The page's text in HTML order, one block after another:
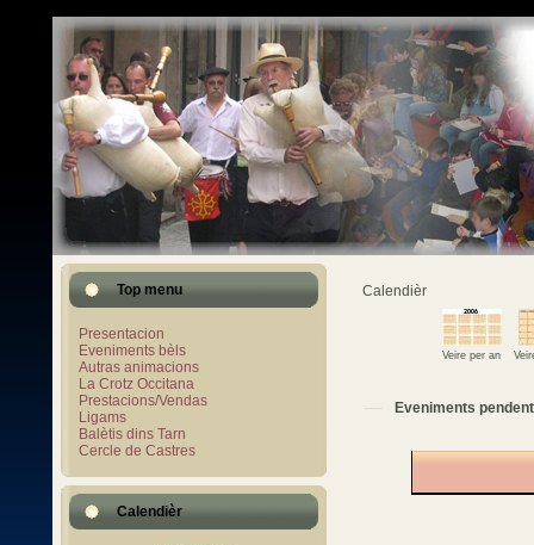
Top menu
Presentacion
Eveniments bèls
Autras animacions
La Crotz Occitana
Prestacions/Vendas
Ligams
Balètis dins Tarn
Cercle de Castres
Calendièr
Calendièr
Veire per an
Eveniments pendent